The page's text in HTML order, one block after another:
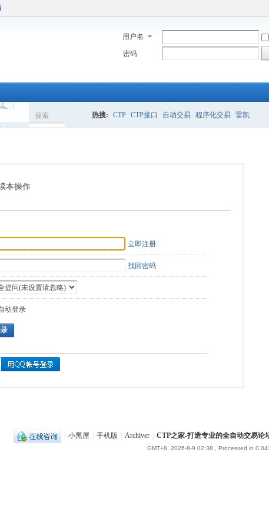
用户名
密码
搜索 热搜: CTP CTP接口 自动交易 程序化交易 雷凯
本操作
立即注册
找回密码
动登录
小黑屋 手机版 Archiver CTP之家-打造专业的全自动交易论
GMT+8, 2026-8-9 02:38 , Processed in